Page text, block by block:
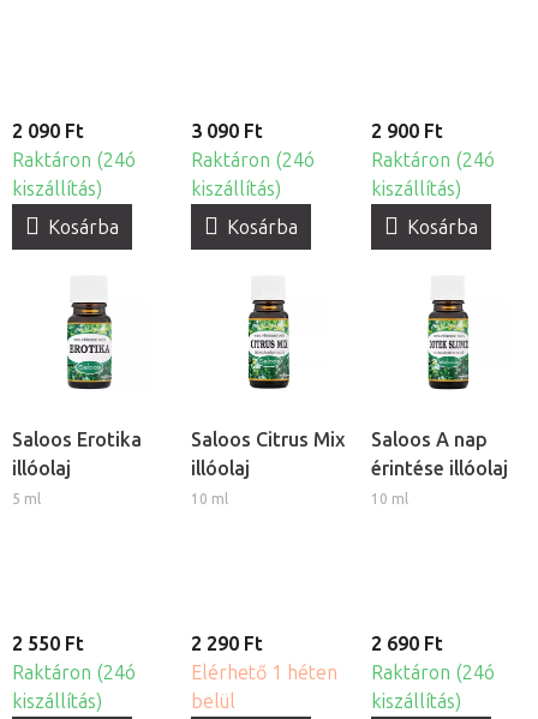
2 090 Ft
Raktáron (24ó
kiszállítás)
Kosárba
3 090 Ft
Raktáron (24ó
kiszállítás)
Kosárba
2 900 Ft
Raktáron (24ó
kiszállítás)
Kosárba
Saloos Erotika
illóolaj
5 ml
2 550 Ft
Raktáron (24ó
kiszállítás)
Saloos Citrus Mix
illóolaj
10 ml
2 290 Ft
Elérhető 1 héten
belül
Saloos A nap
érintése illóolaj
10 ml
2 690 Ft
Raktáron (24ó
kiszállítás)